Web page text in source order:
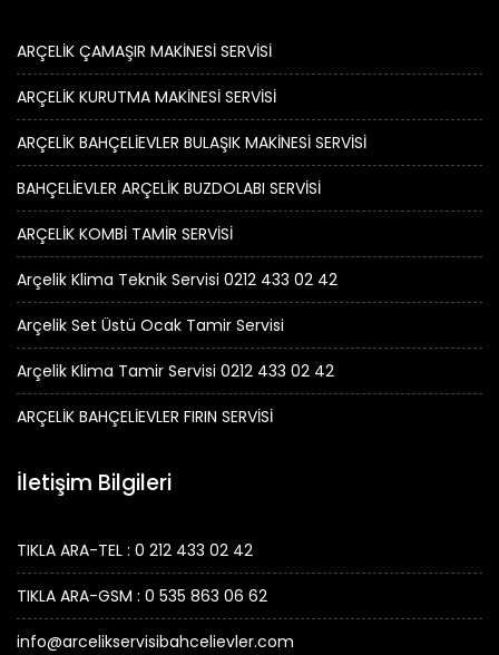
ARÇELİK ÇAMAŞIR MAKİNESİ SERVİSİ
ARÇELİK KURUTMA MAKİNESİ SERVİSİ
ARÇELİK BAHÇELİEVLER BULAŞIK MAKİNESİ SERVİSİ
BAHÇELİEVLER ARÇELİK BUZDOLABI SERVİSİ
ARÇELİK KOMBİ TAMİR SERVİSİ
Arçelik Klima Teknik Servisi 0212 433 02 42
Arçelik Set Üstü Ocak Tamir Servisi
Arçelik Klima Tamir Servisi 0212 433 02 42
ARÇELİK BAHÇELİEVLER FIRIN SERVİSİ
İletişim Bilgileri
TIKLA ARA-TEL : 0 212 433 02 42
TIKLA ARA-GSM : 0 535 863 06 62
info@arcelikservisibahcelievler.com